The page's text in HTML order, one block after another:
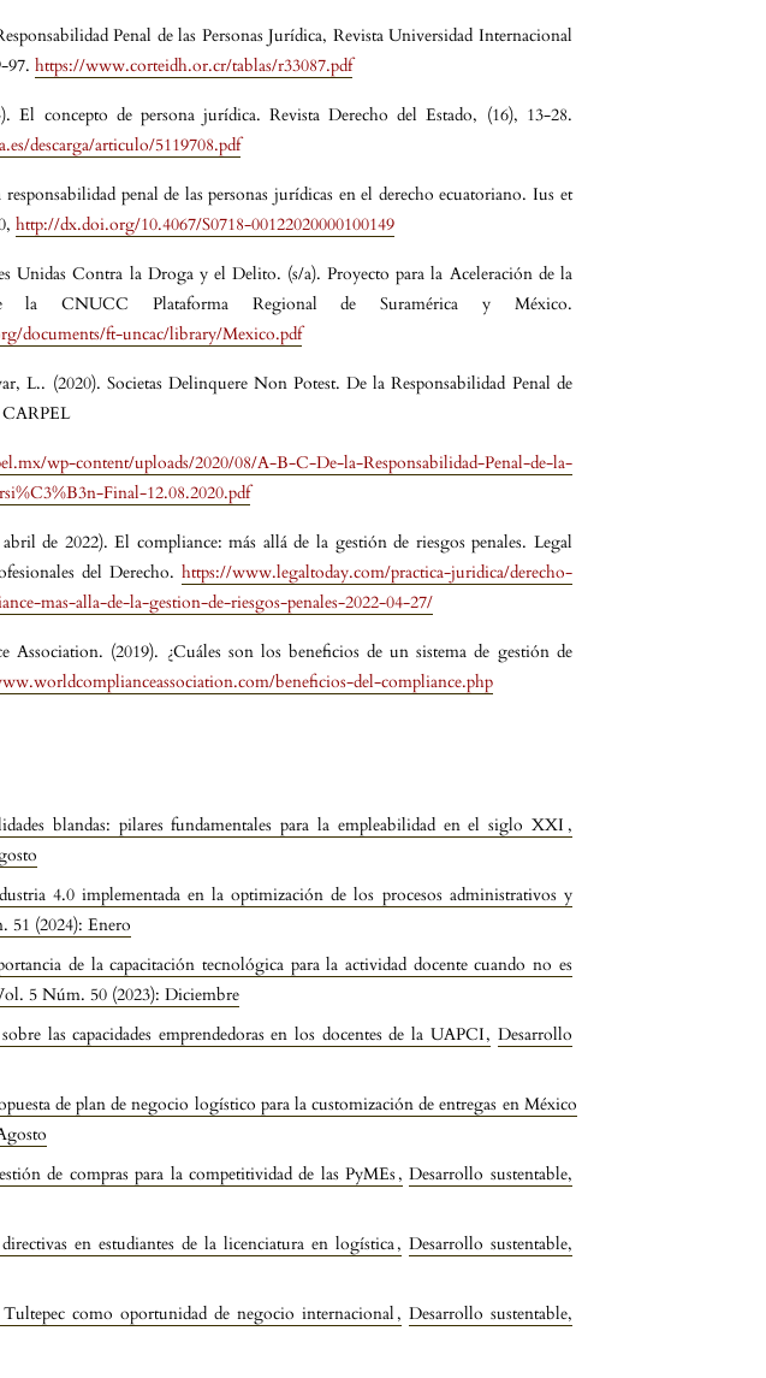
Penal de las Personas Jurídica, Revista Universidad Internacional
97. https://www.corteidh.or.cr/tablas/r33087.pdf
El concepto de persona jurídica. Revista Derecho del Estado, (16), 13-28.
descarga/articulo/5119708.pdf
penal de las personas jurídicas en el derecho ecuatoriano. Ius et
http://dx.doi.org/10.4067/S0718-00122020000100149
Unidas Contra la Droga y el Delito. (s/a). Proyecto para la Aceleración de la
la CNUCC Plataforma Regional de Suramérica y México.
documents/ft-uncac/library/Mexico.pdf
L.. (2020). Societas Delinquere Non Potest. De la Responsabilidad Penal de
CARPEL
wp-content/uploads/2020/08/A-B-C-De-la-Responsabilidad-Penal-de-la-
Final-12.08.2020.pdf
de 2022). El compliance: más allá de la gestión de riesgos penales. Legal
del Derecho. https://www.legaltoday.com/practica-juridica/derecho-
mas-alla-de-la-gestion-de-riesgos-penales-2022-04-27/
Association. (2019). ¿Cuáles son los beneficios de un sistema de gestión de
beneficios-del-compliance.php
blandas: pilares fundamentales para la empleabilidad en el siglo XXI,
4.0 implementada en la optimización de los procesos administrativos y
51 (2024): Enero
de la capacitación tecnológica para la actividad docente cuando no es
5 Núm. 50 (2023): Diciembre
las capacidades emprendedoras en los docentes de la UAPCI, Desarrollo
de plan de negocio logístico para la customización de entregas en México
de compras para la competitividad de las PyMEs,Desarrollo sustentable,
en estudiantes de la licenciatura en logística, Desarrollo sustentable,
como oportunidad de negocio internacional, Desarrollo sustentable,